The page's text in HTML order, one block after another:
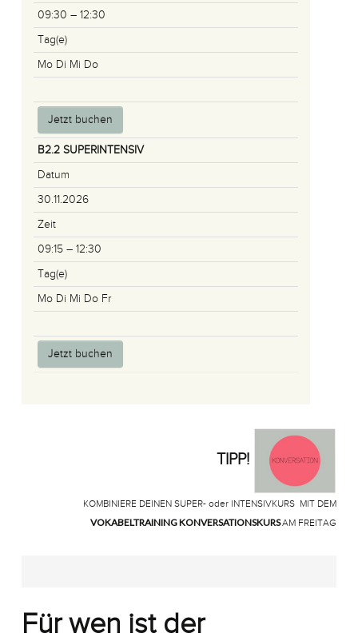
09:30 – 12:30
Tag(e)
Mo Di Mi Do
Jetzt buchen
B2.2 SUPERINTENSIV
Datum
30.11.2026
Zeit
09:15 – 12:30
Tag(e)
Mo Di Mi Do Fr
Jetzt buchen
TIPP!
KOMBINIERE DEINEN SUPER- oder INTENSIVKURS MIT DEM
VOKABELTRAINING KONVERSATIONSKURSAM FREITAG
Für wen ist der